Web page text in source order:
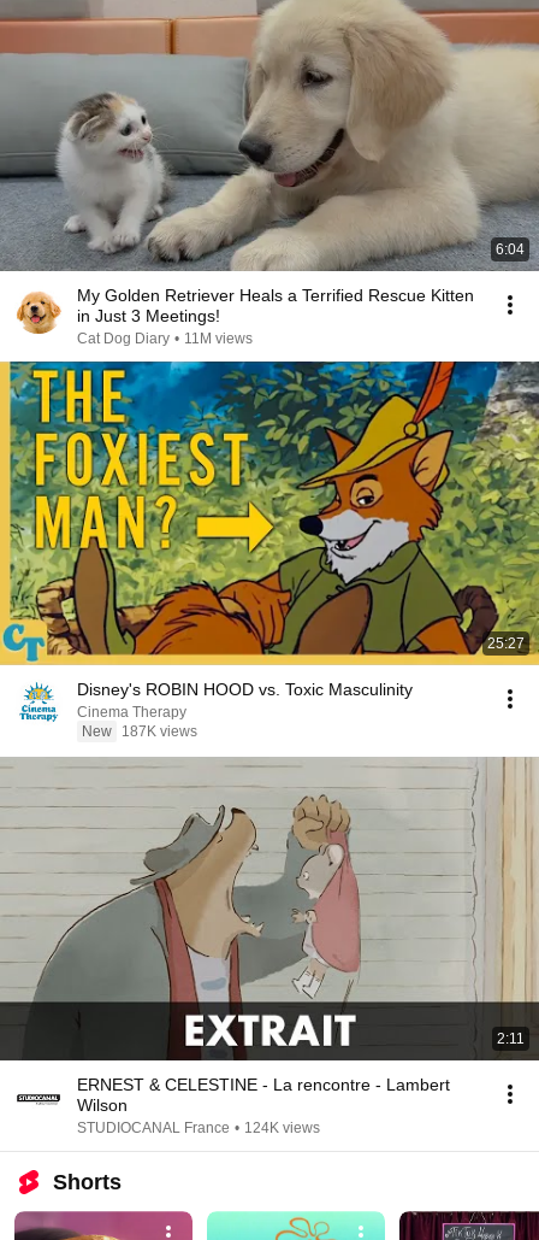
6:04
My Golden Retriever Heals a Terrified Rescue Kitten
in Just 3 Meetings!
Cat Dog Diary • 11M views
25:27
Disney's ROBIN HOOD vs. Toxic Masculinity
Cinema Therapy
New
187K views
2:11
ERNEST & CELESTINE - La rencontre - Lambert
Wilson
STUDIOCANAL France • 124K views
Shorts